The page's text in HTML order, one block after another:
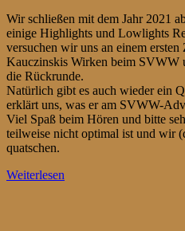
Wir schließen mit dem Jahr 2021
einige Highlights und Lowlights
versuchen wir uns an einem
Kauczinskis Wirken beim SVWW
die Rückrunde.
Natürlich gibt es auch wieder ein
erklärt uns, was er am SVWW-
Viel Spaß beim Hören und bitte
teilweise nicht optimal ist und wir
quatschen.
Weiterlesen